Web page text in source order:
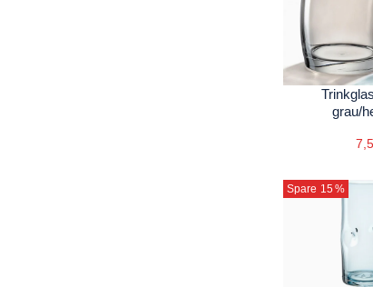
grau/
Spare 15 %